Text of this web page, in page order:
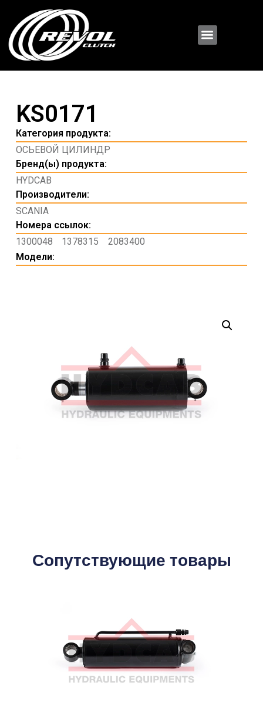
KS0171
Категория продукта:
ОСЬЕВОЙ ЦИЛИНДР
Бренд(ы) продукта:
HYDCAB
Производители:
SCANIA
Номера ссылок:
1300048
1378315
2083400
Модели:
Сопутствующие товары